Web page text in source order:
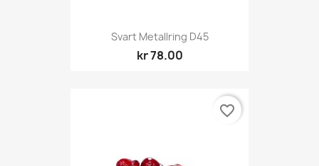
Svart Metallring D45
kr 78.00
favorite_border